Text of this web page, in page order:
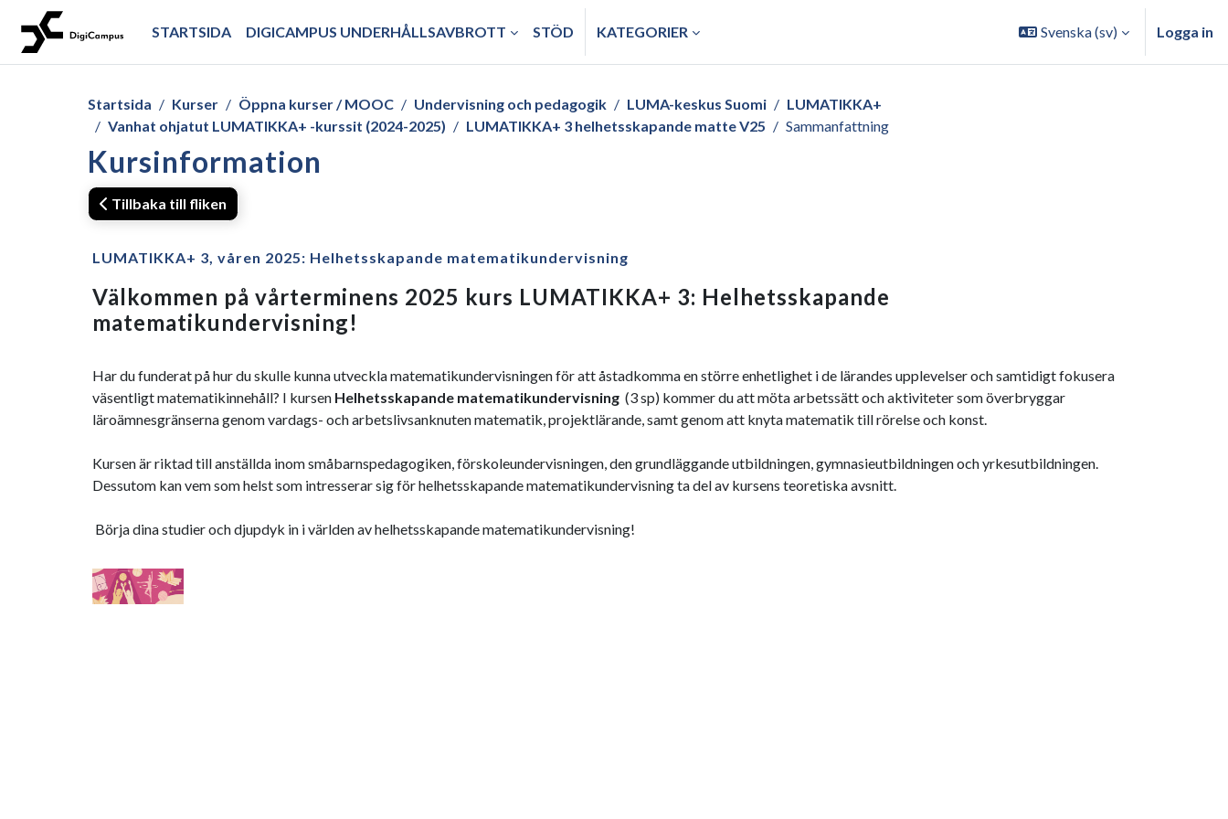
Gå direkt till huvudinnehåll
STARTSIDA
DIGICAMPUS UNDERHÅLLSAVBROTT STÖD KATEGORIER Svenska ‎(sv)‎ Logga in
Startsida Kurser Öppna kurser / MOOC Undervisning och pedagogik LUMA-keskus Suomi
LUMATIKKA+
Vanhat ohjatut LUMATIKKA+ -kurssit (2024-2025)
LUMATIKKA+ 3 helhetsskapande matte V25 Sammanfattning
Kursinformation
Tillbaka till fliken
LUMATIKKA+ 3, våren 2025: Helhetsskapande matematikundervisning
Välkommen på vårterminens 2025 kurs LUMATIKKA+ 3: Helhetsskapande
matematikundervisning!
Har du funderat på hur du skulle kunna utveckla matematikundervisningen för att åstadkomma en större enhetlighet i de lärandes upplevelser och samtidigt fokusera
väsentligt matematikinnehåll? I kursen Helhetsskapande matematikundervisning (3 sp) kommer du att möta arbetssätt och aktiviteter som överbryggar
läroämnesgränserna genom vardags- och arbetslivsanknuten matematik, projektlärande, samt genom att knyta matematik till rörelse och konst.
Kursen är riktad till anställda inom småbarnspedagogiken, förskoleundervisningen, den grundläggande utbildningen, gymnasieutbildningen och yrkesutbildningen.
Dessutom kan vem som helst som intresserar sig för helhetsskapande matematikundervisning ta del av kursens teoretiska avsnitt.
Börja dina studier och djupdyk in i världen av helhetsskapande matematikundervisning!